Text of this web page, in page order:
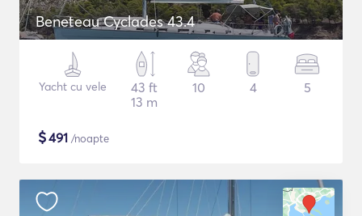
Beneteau Cyclades 43.4
Yacht cu vele
43 ft
13 m
10 4 5
$491 /noapte